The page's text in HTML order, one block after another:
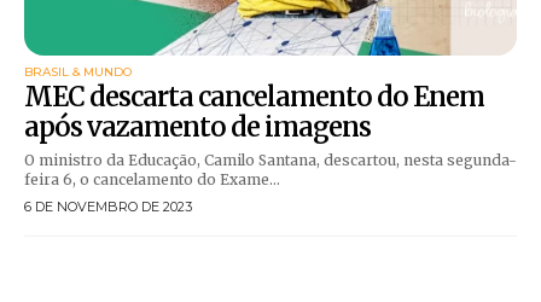
BRASIL & MUNDO
MEC descarta cancelamento do Enem
após vazamento de imagens
O ministro da Educação, Camilo Santana, descartou, nesta segunda-
feira 6, o cancelamento do Exame...
6 DE NOVEMBRO DE 2023